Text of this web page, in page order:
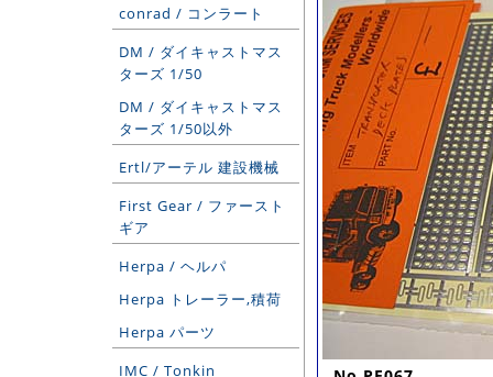
conrad / コンラート
DM / ダイキャストマス
ターズ 1/50
DM / ダイキャストマス
ターズ 1/50以外
Ertl/アーテル 建設機械
First Gear / ファースト
ギア
Herpa / ヘルパ
Herpa トレーラー,積荷
Herpa パーツ
IMC / Tonkin